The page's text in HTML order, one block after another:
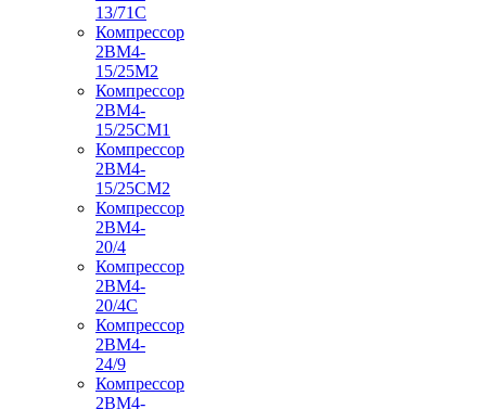
13/71С
Компрессор
2ВМ4-
15/25М2
Компрессор
2ВМ4-
15/25СМ1
Компрессор
2ВМ4-
15/25СМ2
Компрессор
2ВМ4-
20/4
Компрессор
2ВМ4-
20/4С
Компрессор
2ВМ4-
24/9
Компрессор
2ВМ4-